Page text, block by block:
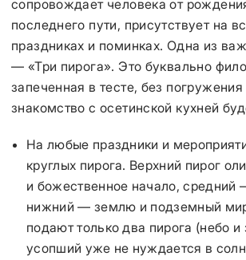
сопровождает человека от
последнего пути, присутствует на
праздниках и поминках. Одна из
— «Три пирога». Это буквально
запеченная в тесте, без
знакомство с осетинской кухней
На любые праздники и
круглых пирога. Верхний пирог
и божественное начало, средний
нижний — землю и подземный
подают только два пирога (небо и
усопший уже не нуждается в